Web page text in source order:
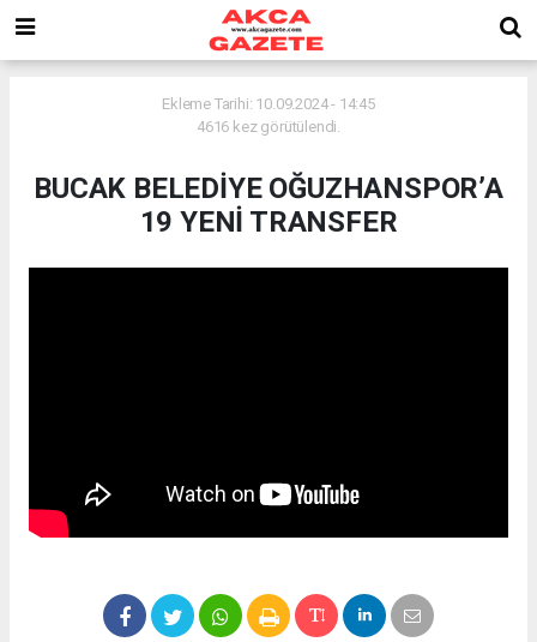
Ekleme Tarihi: 10.09.2024 - 14:45
4616 kez görütülendi.
BUCAK BELEDİYE OĞUZHANSPOR’A
19 YENİ TRANSFER